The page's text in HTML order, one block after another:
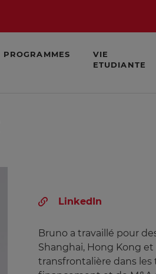
PROGRAMMES
VIE
ETUDIANTE
LinkedIn
Bruno a travaillé pour
Shanghai, Hong Kong
transfrontalière dans les